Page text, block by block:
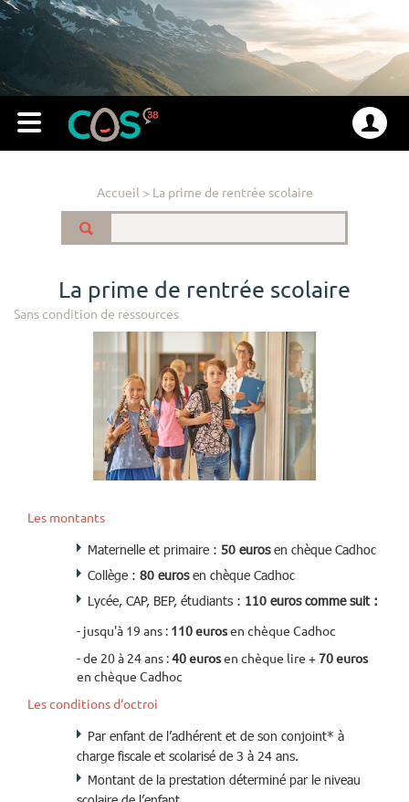
Accueil > La prime de rentrée scolaire
La prime de rentrée scolaire
Sans condition de ressources
Les montants
Maternelle et primaire : 50 eurosen chèque Cadhoc
Collège : 80 eurosen chèque Cadhoc
Lycée, CAP, BEP, étudiants : 110 euros comme suit :
- jusqu'à 19 ans : 110 eurosen chèque Cadhoc
- de 20 à 24 ans :40 eurosen chèque lire +70 euros
en chèque Cadhoc
Les conditions d‘octroi
Par enfant de l’adhérent et de son conjoint* à
charge fiscale et scolarisé de 3 à 24 ans.
Montant de la prestation déterminé par le niveau